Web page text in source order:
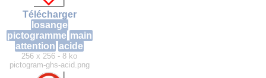
Télécharger
losange
pictogramme main
attention acide
256 x 256 - 8 ko
pictogram-ghs-acid.png